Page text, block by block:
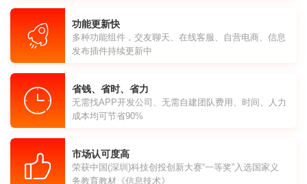
功能更新快
多种功能组件，交友聊天、在线客服、自营电商、信息
发布插件持续更新中
省钱、省时、省力
无需找APP开发公司、无需自建团队费用、时间、人力
成本均可节省90%
市场认可度高
荣获中国(深圳)科技创投创新大赛“一等奖”入选国家义
务教育教材《信息技术》